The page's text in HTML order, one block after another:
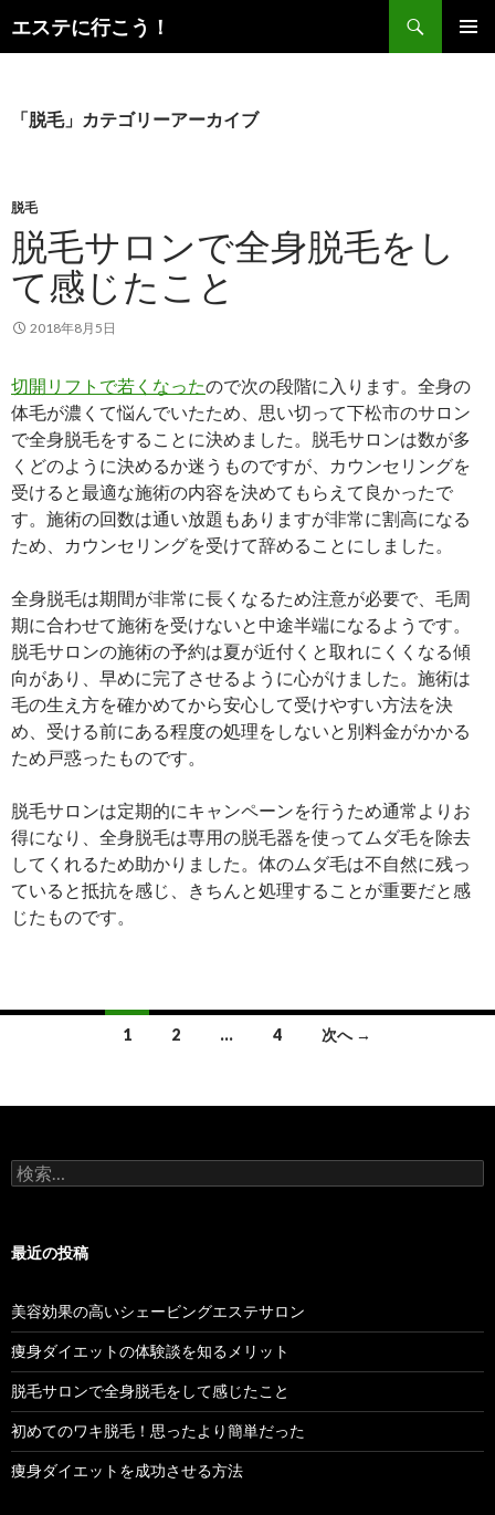
エステに行こう！
索
ン
キ
ッ
プ
「脱毛」カテゴリーアーカイブ
脱毛
脱毛サロンで全身脱毛をし
て感じたこと
2018年8月5日
切開リフトで若くなったので次の段階に入ります。全身の
体毛が濃くて悩んでいたため、思い切って下松市のサロン
で全身脱毛をすることに決めました。脱毛サロンは数が多
くどのように決めるか迷うものですが、カウンセリングを
受けると最適な施術の内容を決めてもらえて良かったで
す。施術の回数は通い放題もありますが非常に割高になる
ため、カウンセリングを受けて辞めることにしました。
全身脱毛は期間が非常に長くなるため注意が必要で、毛周
期に合わせて施術を受けないと中途半端になるようです。
脱毛サロンの施術の予約は夏が近付くと取れにくくなる傾
向があり、早めに完了させるように心がけました。施術は
毛の生え方を確かめてから安心して受けやすい方法を決
め、受ける前にある程度の処理をしないと別料金がかかる
ため戸惑ったものです。
脱毛サロンは定期的にキャンペーンを行うため通常よりお
得になり、全身脱毛は専用の脱毛器を使ってムダ毛を除去
してくれるため助かりました。体のムダ毛は不自然に残っ
ていると抵抗を感じ、きちんと処理することが重要だと感
じたものです。
ナ
ゲ
シ
ョ
ン
1 2 … 4 次へ →
検
索:
最近の投稿
美容効果の高いシェービングエステサロン
痩身ダイエットの体験談を知るメリット
脱毛サロンで全身脱毛をして感じたこと
初めてのワキ脱毛！思ったより簡単だった
痩身ダイエットを成功させる方法